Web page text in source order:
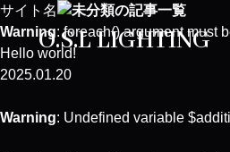
O.S.L LIGHTING
サイト名
未分類の記事一覧
Warning: foreach() argument must
Hello world!
2025.01.20
Warning: Undefined variable